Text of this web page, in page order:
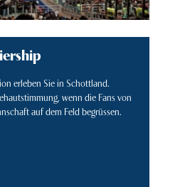
erleben Sie in Schottland.
wenn die Fans von
auf dem Feld begrüssen.